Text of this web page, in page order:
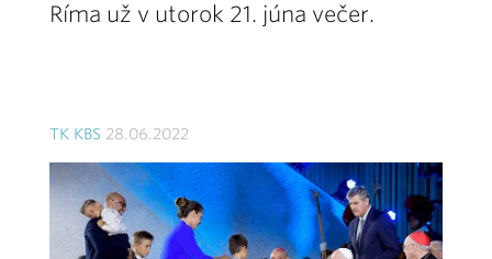
Ríma už v utorok 21. júna večer.
TK KBS 28.06.2022